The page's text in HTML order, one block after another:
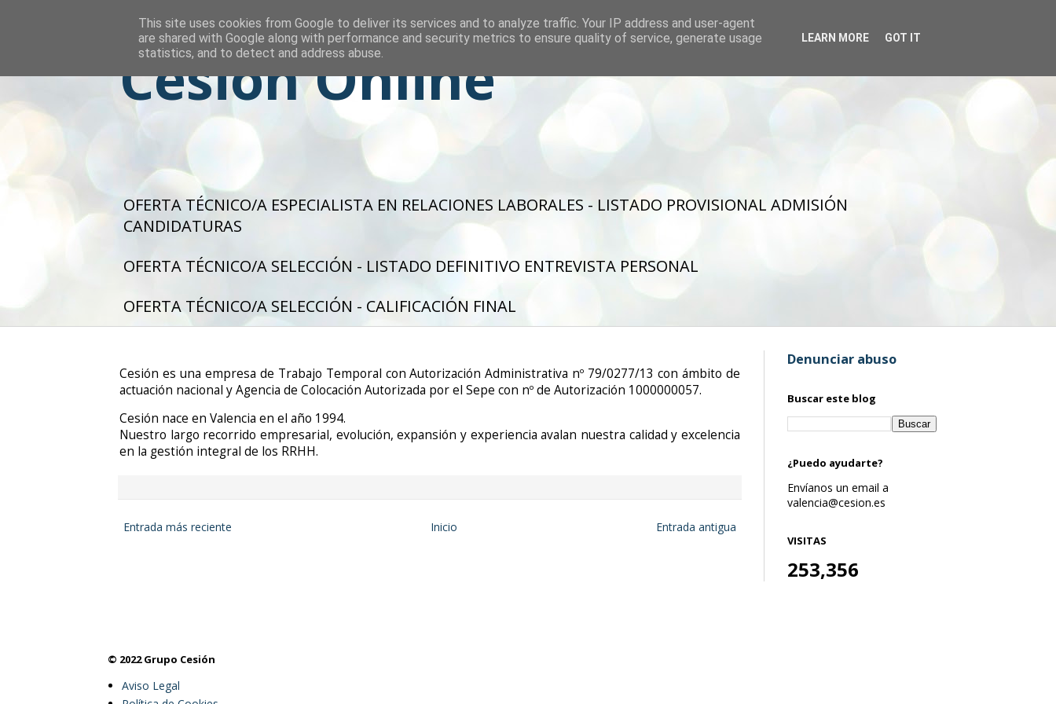
Cesión Online
OFERTA TÉCNICO/A ESPECIALISTA EN RELACIONES LABORALES - LISTADO PROVISIONAL ADMISIÓN
CANDIDATURAS
OFERTA TÉCNICO/A SELECCIÓN - LISTADO DEFINITIVO ENTREVISTA PERSONAL
OFERTA TÉCNICO/A SELECCIÓN - CALIFICACIÓN FINAL
Cesión es una empresa de Trabajo Temporal con Autorización Administrativa nº 79/0277/13 con ámbito de
actuación nacional y Agencia de Colocación Autorizada por el Sepe con nº de Autorización 1000000057.
Cesión nace en Valencia en el año 1994.
Nuestro largo recorrido empresarial, evolución, expansión y experiencia avalan nuestra calidad y excelencia
en la gestión integral de los RRHH.
Entrada más reciente Entrada antigua
Inicio
Denunciar abuso
Buscar este blog
¿Puedo ayudarte?
Envíanos un email a
valencia@cesion.es
VISITAS
253,356
© 2022 Grupo Cesión
Aviso Legal
This site uses cookies from Google to deliver its services and to analyze traffic. Your IP address and user-agent
are shared with Google along with performance and security metrics to ensure quality of service, generate usage
statistics, and to detect and address abuse.
LEARN MORE GOT IT